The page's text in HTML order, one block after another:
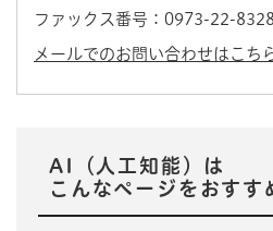
ファックス番号：0973-22-8328
メールでのお問い合わせはこち
AI（人工知能）は
こんなページをおすす